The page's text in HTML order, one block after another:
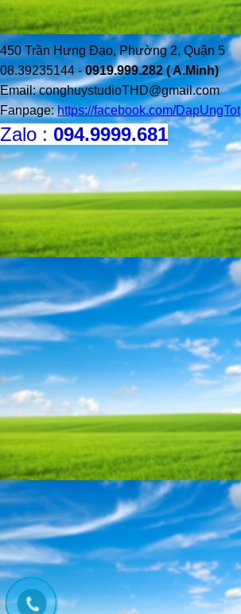
450 Trần Hưng Đạo, Phường 2, Quận 5
08.39235144 -0919.999.282 ( A.Minh)
Email:conghuystudioTHD@gmail.com
Fanpage:https://facebook.com/DapUngTot
Zalo : 094.9999.681